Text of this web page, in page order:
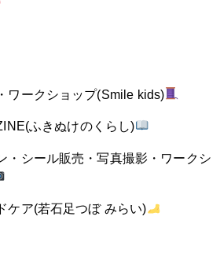
ワークショップ(Smile kids)
ふきぬけのくらし)
・シール販売・写真撮影・ワークシ
ケア(若石足つぼ みらい)